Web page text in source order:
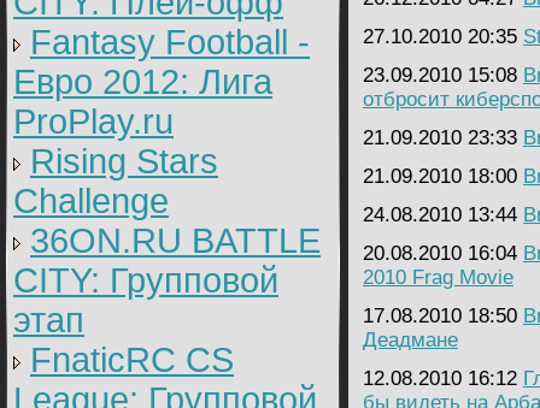
Fantasy Football -
Евро 2012: Лига
ProPlay.ru
Rising Stars
Challenge
36ON.RU BATTLE
CITY: Групповой
этап
FnaticRC CS
League: Групповой
27.10.2010 20:35
23.09.2010 15:08
отбросит
21.09.2010 23:33
21.09.2010 18:00
24.08.2010 13:44
20.08.2010 16:04
2010 Frag Movie
17.08.2010 18:50
Деадмане
12.08.2010 16:12
бы видеть на